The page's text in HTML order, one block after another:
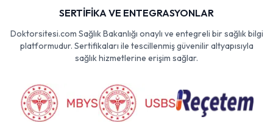
SERTİFİKA VE ENTEGRASYONLAR
Doktorsitesi.com Sağlık Bakanlığı onaylı ve entegreli bir sağlık bilgi
platformudur. Sertifikaları ile tescillenmiş güvenilir altyapısıyla
sağlık hizmetlerine erişim sağlar.